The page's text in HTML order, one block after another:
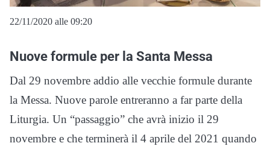
22/11/2020 alle 09:20
Nuove formule per la Santa Messa
Dal 29 novembre addio alle vecchie formule durante
la Messa. Nuove parole entreranno a far parte della
Liturgia. Un “passaggio” che avrà inizio il 29
novembre e che terminerà il 4 aprile del 2021 quando